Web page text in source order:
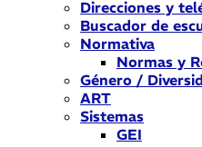
Direcciones y
Buscador de
Normativa
Normas y
Género /
ART
Sistemas
GEI